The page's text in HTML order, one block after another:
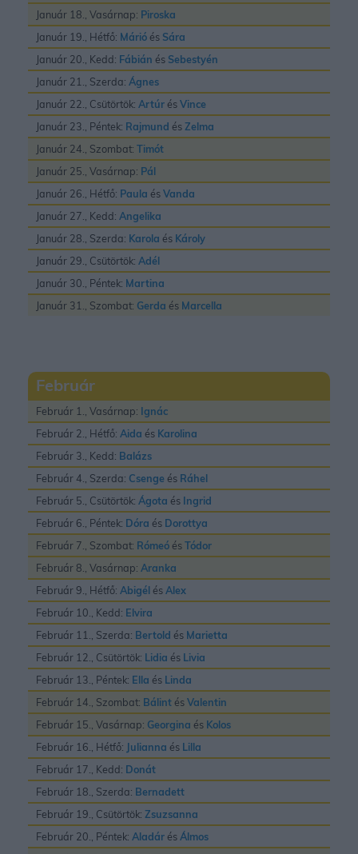
Január 18., Vasárnap: Piroska
Január 19., Hétfő: Márió és Sára
Január 20., Kedd: Fábián és Sebestyén
Január 21., Szerda: Ágnes
Január 22., Csütörtök: Artúr ésVince
Január 23., Péntek: Rajmund ésZelma
Január 24., Szombat: Timót
Január 25., Vasárnap: Pál
Január 26., Hétfő: Paula ésVanda
Január 27., Kedd: Angelika
Január 28., Szerda: Karola és Károly
Január 29., Csütörtök: Adél
Január 30., Péntek: Martina
Január 31., Szombat: Gerda és Marcella
Február
Február 1., Vasárnap: Ignác
Február 2., Hétfő: Aida és Karolina
Február 3., Kedd: Balázs
Február 4., Szerda: Csenge és Ráhel
Február 5., Csütörtök: Ágota és Ingrid
Február 6., Péntek: Dóra és Dorottya
Február 7., Szombat: Rómeó ésTódor
Február 8., Vasárnap: Aranka
Február 9., Hétfő: Abigél ésAlex
Február 10., Kedd: Elvira
Február 11., Szerda: Bertold és Marietta
Február 12., Csütörtök: Lidia és Livia
Február 13., Péntek: Ella és Linda
Február 14., Szombat: Bálint ésValentin
Február 15., Vasárnap: Georgina és Kolos
Február 16., Hétfő: Julianna és Lilla
Február 17., Kedd: Donát
Február 18., Szerda: Bernadett
Február 19., Csütörtök: Zsuzsanna
Február 20., Péntek: Aladár ésÁlmos